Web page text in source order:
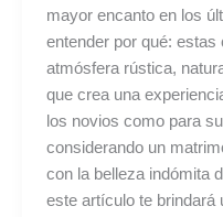
mayor encanto en los
entender por qué:
atmósfera rústica,
que crea una
los novios como para
considerando un
con la belleza indómita
este artículo te brindará
Eje